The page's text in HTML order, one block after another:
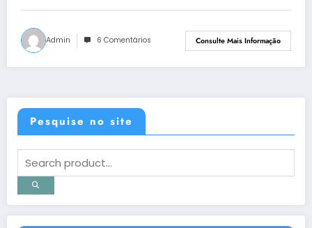
Admin 6 Comentários Consulte Mais Informação
Pesquise no site